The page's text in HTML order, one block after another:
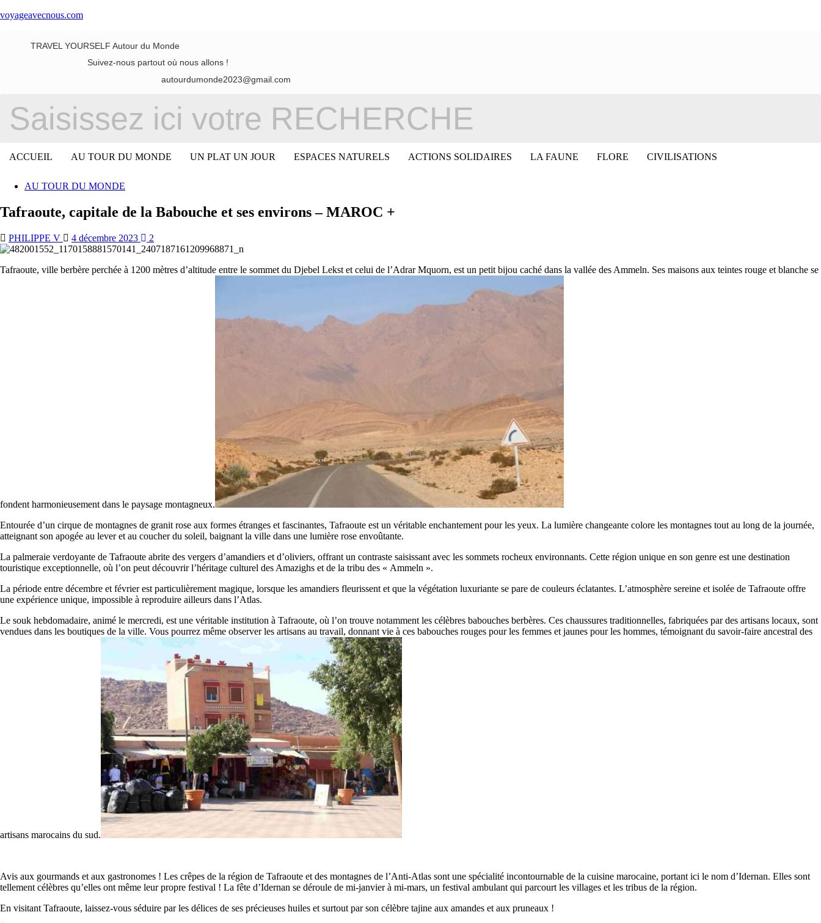
voyageavecnous.com
TRAVEL YOURSELF Autour du Monde
Suivez-nous partout où nous allons !
autourdumonde2023@gmail.com
ACCUEIL AU TOUR DU MONDE UN PLAT UN JOUR ESPACES NATURELS ACTIONS SOLIDAIRES LA FAUNE FLORE CIVILISATIONS
AU TOUR DU MONDE
Tafraoute, capitale de la Babouche et ses environs – MAROC +
PHILIPPE V 4 décembre 2023 2
Tafraoute, ville berbère perchée à 1200 mètres d’altitude entre le sommet du Djebel Lekst et celui de l’Adrar Mquorn, est un petit bijou caché dans la vallée des Ammeln. Ses maisons aux teintes rouge et blanche se
fondent harmonieusement dans le paysage montagneux.
Entourée d’un cirque de montagnes de granit rose aux formes étranges et fascinantes, Tafraoute est un véritable enchantement pour les yeux. La lumière changeante colore les montagnes tout au long de la journée,
atteignant son apogée au lever et au coucher du soleil, baignant la ville dans une lumière rose envoûtante.
La palmeraie verdoyante de Tafraoute abrite des vergers d’amandiers et d’oliviers, offrant un contraste saisissant avec les sommets rocheux environnants. Cette région unique en son genre est une destination
touristique exceptionnelle, où l’on peut découvrir l’héritage culturel des Amazighs et de la tribu des « Ammeln ».
La période entre décembre et février est particulièrement magique, lorsque les amandiers fleurissent et que la végétation luxuriante se pare de couleurs éclatantes. L’atmosphère sereine et isolée de Tafraoute offre
une expérience unique, impossible à reproduire ailleurs dans l’Atlas.
Le souk hebdomadaire, animé le mercredi, est une véritable institution à Tafraoute, où l’on trouve notamment les célèbres babouches berbères. Ces chaussures traditionnelles, fabriquées par des artisans locaux, sont
vendues dans les boutiques de la ville. Vous pourrez même observer les artisans au travail, donnant vie à ces babouches rouges pour les femmes et jaunes pour les hommes, témoignant du savoir-faire ancestral des
artisans marocains du sud.
Avis aux gourmands et aux gastronomes ! Les crêpes de la région de Tafraoute et des montagnes de l’Anti-Atlas sont une spécialité incontournable de la cuisine marocaine, portant ici le nom d’Idernan. Elles sont
tellement célèbres qu’elles ont même leur propre festival ! La fête d’Idernan se déroule de mi-janvier à mi-mars, un festival ambulant qui parcourt les villages et les tribus de la région.
En visitant Tafraoute, laissez-vous séduire par les délices de ses précieuses huiles et surtout par son célèbre tajine aux amandes et aux pruneaux !